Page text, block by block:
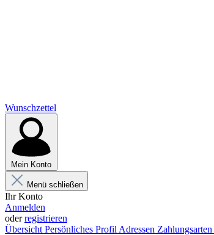
Wunschzettel
Mein Konto
Menü schließen
Ihr Konto
Anmelden
oderregistrieren
Übersicht Persönliches Profil Adressen Zahlungsarten